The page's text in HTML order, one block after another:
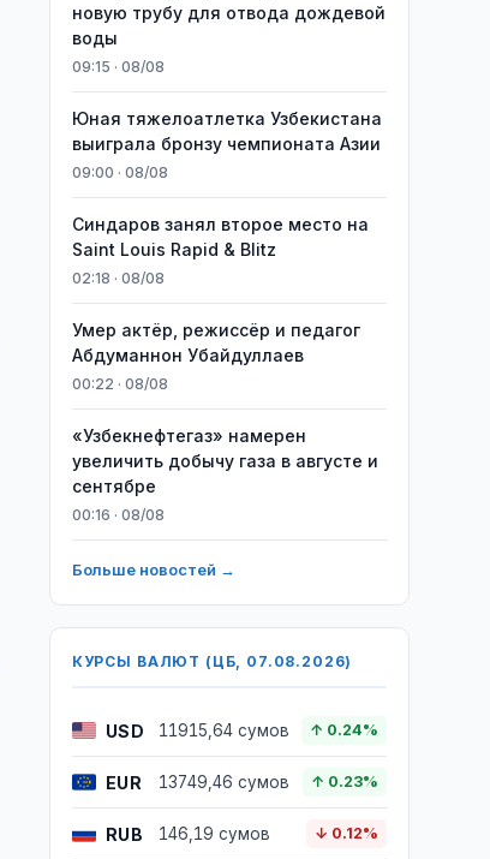
новую трубу для отвода дождевой
воды
09:15 · 08/08
Юная тяжелоатлетка Узбекистана
выиграла бронзу чемпионата Азии
09:00 · 08/08
Синдаров занял второе место на
Saint Louis Rapid & Blitz
02:18 · 08/08
Умер актёр, режиссёр и педагог
Абдуманнон Убайдуллаев
00:22 · 08/08
«Узбекнефтегаз» намерен
увеличить добычу газа в августе и
сентябре
00:16 · 08/08
Больше новостей →
КУРСЫ ВАЛЮТ (ЦБ, 07.08.2026)
USD 11915,64 сумов ↑ 0.24%
EUR 13749,46 сумов ↑ 0.23%
RUB 146,19 сумов ↓ 0.12%